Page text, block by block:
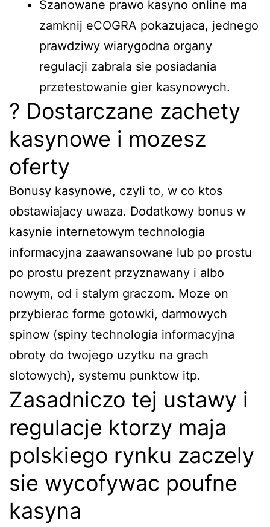
Szanowane prawo kasyno online ma
zamknij eCOGRA pokazujaca, jednego
prawdziwy wiarygodna organy
regulacji zabrala sie posiadania
przetestowanie gier kasynowych.
? Dostarczane zachety
kasynowe i mozesz
oferty
Bonusy kasynowe, czyli to, w co ktos
obstawiajacy uwaza. Dodatkowy bonus w
kasynie internetowym technologia
informacyjna zaawansowane lub po prostu
po prostu prezent przyznawany i albo
nowym, od i stalym graczom. Moze on
przybierac forme gotowki, darmowych
spinow (spiny technologia informacyjna
obroty do twojego uzytku na grach
slotowych), systemu punktow itp.
Zasadniczo tej ustawy i
regulacje ktorzy maja
polskiego rynku zaczely
sie wycofywac poufne
kasyna